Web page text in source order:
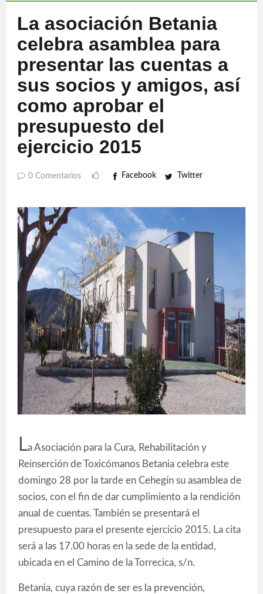
La asociación Betania
celebra asamblea para
presentar las cuentas a
sus socios y amigos, así
como aprobar el
presupuesto del
ejercicio 2015
0 Comentarios Facebook Twitter
La Asociación para la Cura, Rehabilitación y
Reinserción de Toxicómanos Betania celebra este
domingo 28 por la tarde en Cehegín su asamblea de
socios, con el fin de dar cumplimiento a la rendición
anual de cuentas. También se presentará el
presupuesto para el presente ejercicio 2015. La cita
será a las 17.00 horas en la sede de la entidad,
ubicada en el Camino de la Torrecica, s/n.
Betania, cuya razón de ser es la prevención,